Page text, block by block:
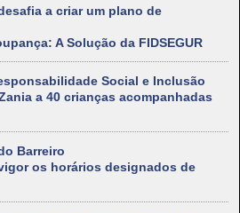
a criar um plano de
A Solução da FIDSEGUR
Social e Inclusão
a 40 crianças acompanhadas
Barreiro
os horários designados de